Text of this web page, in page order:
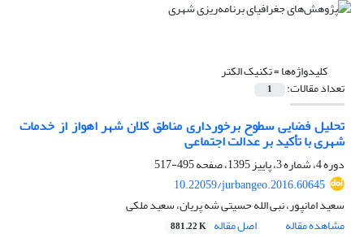
کلیدواژه‌ها =تکنیک الکتر
تعداد مقالات: 1
تحلیل فضایی سطوح برخورداری مناطق کلان شهر اهواز از خدمات
شهری با تأکید بر عدالت اجتماعی
دوره 4، شماره 3، پاییز 1395، صفحه
495-517
10.22059/jurbangeo.2016.60645
سعید امانپور، نبی الله حسیتی شه پریان، سعید ملکی
مشاهده مقاله
اصل مقاله 881.22 K